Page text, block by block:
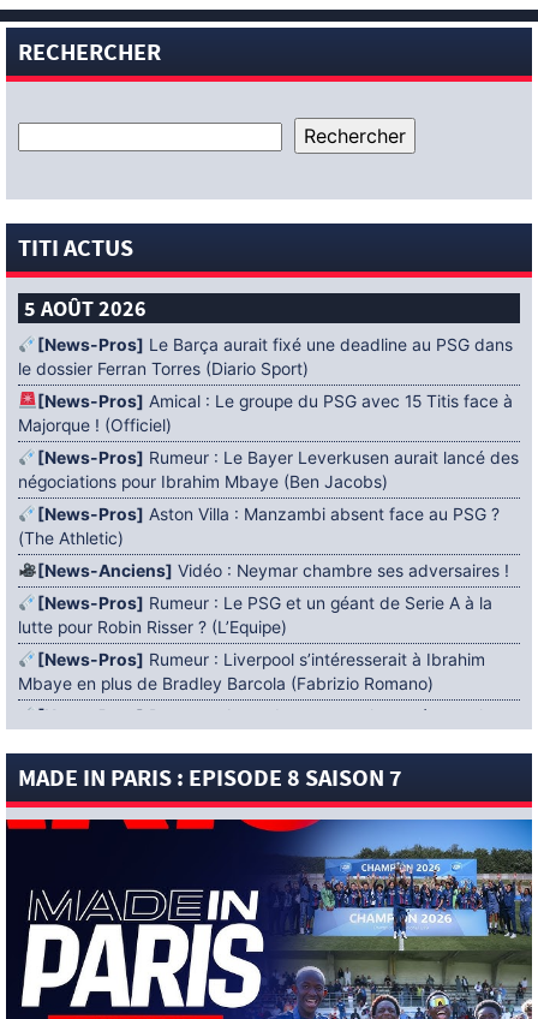
RECHERCHER
TITI ACTUS
5 AOÛT 2026
[News-Pros] Le Barça aurait fixé une deadline au PSG dans
le dossier Ferran Torres (Diario Sport)
[News-Pros] Amical : Le groupe du PSG avec 15 Titis face à
Majorque ! (Officiel)
[News-Pros] Rumeur : Le Bayer Leverkusen aurait lancé des
négociations pour Ibrahim Mbaye (Ben Jacobs)
[News-Pros] Aston Villa : Manzambi absent face au PSG ?
(The Athletic)
[News-Anciens] Vidéo : Neymar chambre ses adversaires !
[News-Pros] Rumeur : Le PSG et un géant de Serie A à la
lutte pour Robin Risser ? (L’Equipe)
[News-Pros] Rumeur : Liverpool s’intéresserait à Ibrahim
Mbaye en plus de Bradley Barcola (Fabrizio Romano)
[News-Pros]
Rumeur : Accord contractuel trouvé entre le
[News-Pros]Rumeur : Le PSG aurait lancé un ultimatum
4 AOÛT 2026
Mercato : Khalil Ayari prêté à Dunkerque
(Officiel)
[News-Anciens]Leverkusen : un retour de Diaby envisagé
(Foot Mercato)
[News-Formation]Nsoki va filer au Dinamo Zagreb
(L’Equipe)
MADE IN PARIS : EPISODE 8 SAISON 7